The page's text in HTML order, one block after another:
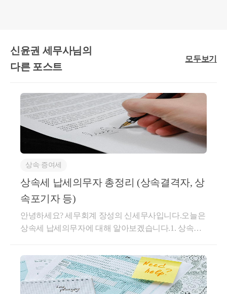
지게 되어, 환산취득가액 계산 시, 양도 시 기준시
가가 보상금 산정 시점보다 더 높아져서 납세자에
따라서, 양도소득세법 집행기준에서는 다음과 같
이 납세자들의 권익을 보호하고 있습니다.
양도소득세 집행기준 [99-164-12]  협의매수,수용되는 토지
에 따라 수용되는 경우로서 양도당시의 기준시가보다 보
되는 기준시가를 양도당시의 기준시가로 적용한다.
신윤권 세무사님의
다른 포스트
모두보기
상속∙증여세
상속세 납세의무자 총정리 (상속결격자, 상
속포기자 등)
안녕하세요? 세무회계 장성의 신세무사입니다.오늘은
상속세 납세의무자에 대해 알아보겠습니다.1. 상속세
격자, 상속포기자 3) 대습상속인, 특별연고자 4) 수유자
1. 상속세 납세의무자(1) 개 념상속세는 피상속인의 사
망으로 인해, 피상속인의 상속재산 등이 상속인에게
무상으로 이전되는 것에 대해 과세하는 것을 말합니